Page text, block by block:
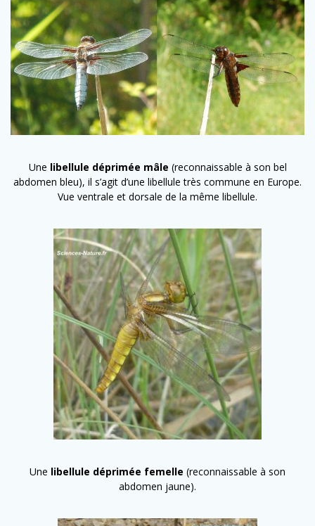
Une libellule déprimée mâle (reconnaissable à son bel
abdomen bleu), il s’agit d’une libellule très commune en Europe.
Vue ventrale et dorsale de la même libellule.
Une libellule déprimée femelle (reconnaissable à son
abdomen jaune).